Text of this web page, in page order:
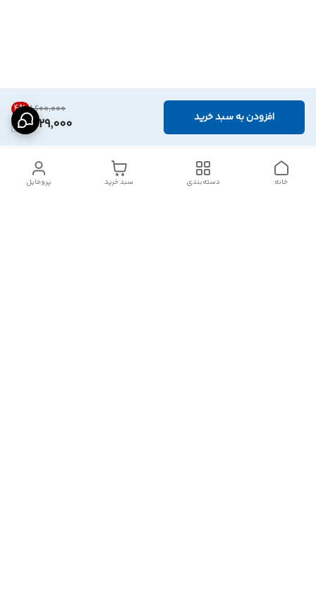
۱٬۶۰۰٬۰۰۰ 4%
1,529,000 افزودن به سبد خرید
پروفایل سبد خرید دسته‌بندی خانه